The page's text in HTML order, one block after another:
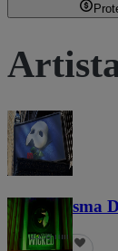
El Fantasma
21,8 mil